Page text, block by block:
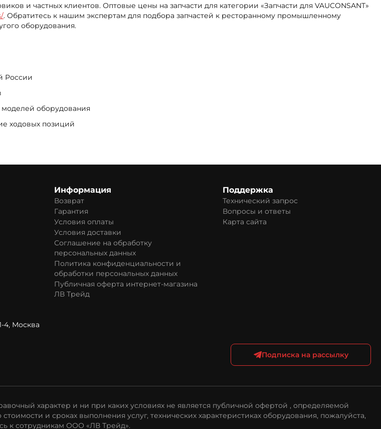
и частных клиентов. Оптовые цены на запчасти для категории «Запчасти для VAUCONSANT»
. Обратитесь к нашим экспертам для подбора запчастей к ресторанному промышленному
оборудования.
России
моделей оборудования
ходовых позиций
Информация
Возврат
Гарантия
Условия оплаты
Условия доставки
Соглашение на обработку
персональных данных
Политика конфиденциальности и
обработки персональных данных
Публичная оферта интернет-магазина
ЛВ Трейд
Поддержка
Технический запрос
Вопросы и ответы
Карта сайта
Подписка на рассылку
4, Москва
характер и ни при каких условиях не является публичной офертой , определяемой
и сроках выполнения услуг, технических характеристиках оборудования, пожалуйста,
к сотрудникам ООО «ЛВ Трейд».